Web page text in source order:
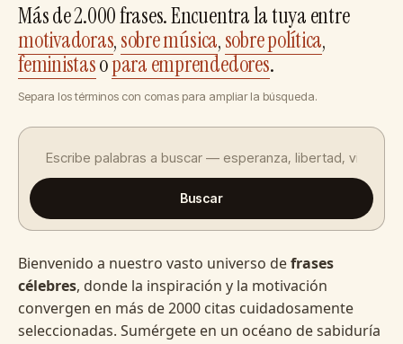
Más de 2.000 frases. Encuentra la tuya entre
motivadoras,sobre música,sobre política,
feministasopara emprendedores.
Separa los términos con comas para ampliar la búsqueda.
Buscar
Bienvenido a nuestro vasto universo defrases
célebres, donde la inspiración y la motivación
convergen en más de 2000 citas cuidadosamente
seleccionadas. Sumérgete en un océano de sabiduría